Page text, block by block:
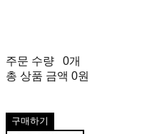
주문 수량
0개
총 상품 금액 0원
구매하기